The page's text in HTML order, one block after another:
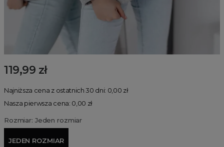
119,99 zł
Najniższa cena z ostatnich 30 dni: 0,00 zł
Nasza pierwsza cena: 0,00 zł
Rozmiar: Jeden rozmiar
JEDEN ROZMIAR